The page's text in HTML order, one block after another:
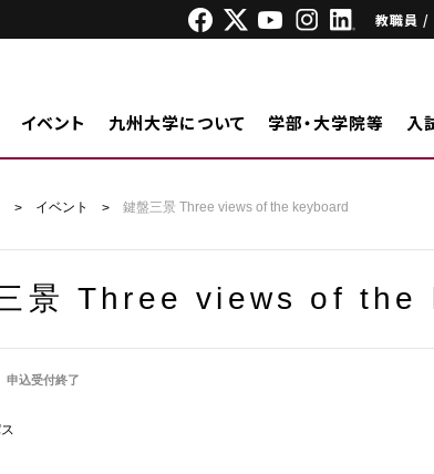
教職員 /
イベント 九州大学について 学部・大学院等 入
イベント 鍵盤三景 Three views of the keyboard
景 Three views of the
申込受付終了